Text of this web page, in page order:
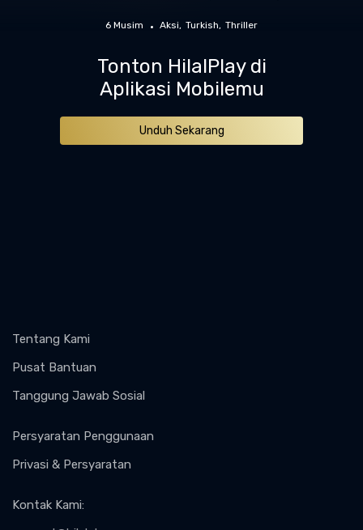
6 Musim Aksi Turkish Thriller
Tonton HilalPlay di
Aplikasi Mobilemu
Unduh Sekarang
Tentang Kami
Pusat Bantuan
Tanggung Jawab Sosial
Persyaratan Penggunaan
Privasi & Persyaratan
Kontak Kami: